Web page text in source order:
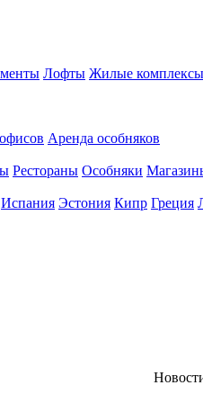
Лофты Жилые комплексы
Аренда особняков
Рестораны Особняки
Испания Эстония Кипр Греция